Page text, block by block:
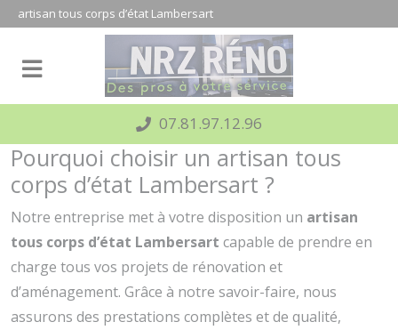
artisan tous corps d’état Lambersart
07.81.97.12.96
Pourquoi choisir un artisan tous
corps d’état Lambersart ?
Notre entreprise met à votre disposition un artisan
tous corps d’état Lambersart capable de prendre en
charge tous vos projets de rénovation et
d’aménagement. Grâce à notre savoir-faire, nous
assurons des prestations complètes et de qualité,
Panneau de gestion des cookies